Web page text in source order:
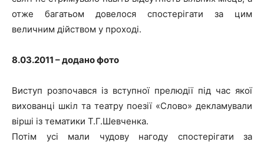
отже багатьом довелося спостерігати за цим
величним дійством у проході.
8.03.2011 – додано фото
Виступ розпочався із вступної прелюдії під час якої
вихованці шкіл та театру поезії «Слово» декламували
вірші із тематики Т.Г.Шевченка.
Потім усі мали чудову нагоду спостерігати за